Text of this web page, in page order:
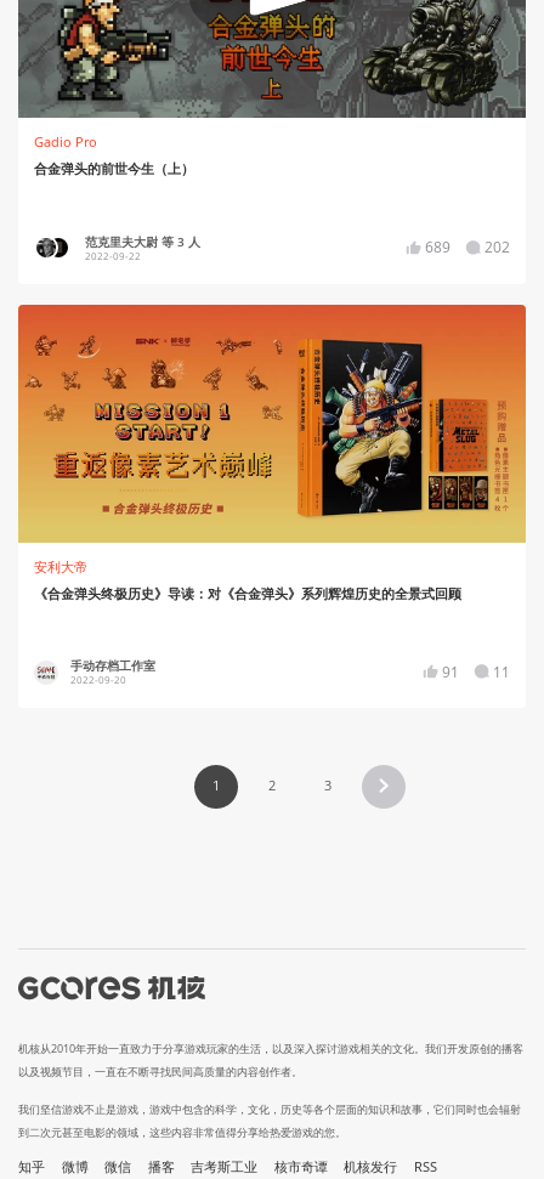
Gadio Pro
合金弹头的前世今生（上）
范克里夫大尉 等 3 人
2022-09-22 689 202
安利大帝
《合金弹头终极历史》导读：对《合金弹头》系列辉煌历史的全景式回顾
手动存档工作室
2022-09-20 91 11
1 2 3
机核从2010年开始一直致力于分享游戏玩家的生活，以及深入探讨游戏相关的文化。我们开发原创的播客
以及视频节目，一直在不断寻找民间高质量的内容创作者。
我们坚信游戏不止是游戏，游戏中包含的科学，文化，历史等各个层面的知识和故事，它们同时也会辐射
到二次元甚至电影的领域，这些内容非常值得分享给热爱游戏的您。
知乎 微博 微信 播客 吉考斯工业 核市奇谭 机核发行 RSS